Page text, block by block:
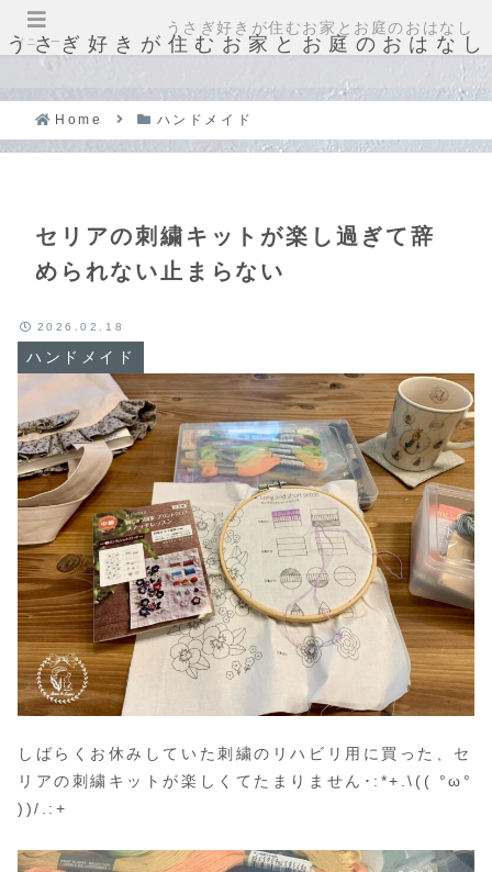
うさぎ好きが住むお家とお庭のおはなし
Home ハンドメイド
セリアの刺繍キットが楽し過ぎて辞
められない止まらない
ハンドメイド
2026.02.18
しばらくお休みしていた刺繍のリハビリ用に買った、セ
リアの刺繍キットが楽しくてたまりません･:*+.\(( °ω°
))/.:+
メニュー
うさぎ好きが住むお家とお庭のおはなし